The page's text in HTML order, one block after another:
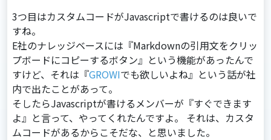
3つ⽬はカスタムコードがJavascriptで書けるのは良いで
すね。
E社のナレッジベースには『Markdownの引⽤⽂をクリッ
プボードにコピーするボタン』という機能があったんで
すけど、それは『GROWIでも欲しいよね』という話が社
内で出たことがあって。
そしたらJavascriptが書けるメンバーが『すぐできます
よ』と⾔って、やってくれたんですよ。 それは、カスタ
ムコードがあるからこそだな、と思いました。